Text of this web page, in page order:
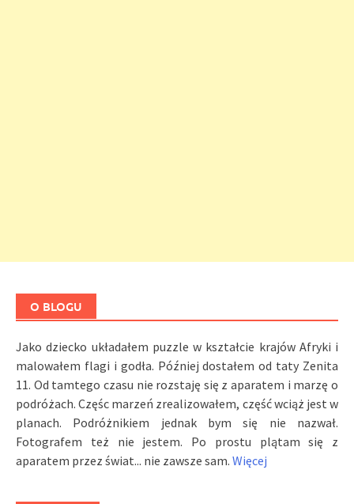
O BLOGU
Jako dziecko układałem puzzle w kształcie krajów Afryki i
malowałem flagi i godła. Później dostałem od taty Zenita
11. Od tamtego czasu nie rozstaję się z aparatem i marzę o
podróżach. Częśc marzeń zrealizowałem, część wciąż jest w
planach. Podróżnikiem jednak bym się nie nazwał.
Fotografem też nie jestem. Po prostu plątam się z
aparatem przez świat... nie zawsze sam. Więcej